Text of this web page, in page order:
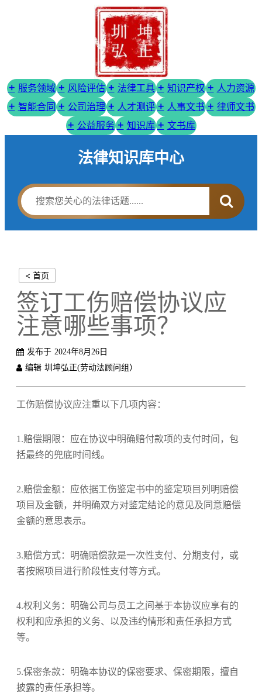
服务领域 风险评估 法律工具 知识产权
人力资源
智能合同
公司治理 人才测评 人事文书
律师文书
公益服务
知识库 文书库
法律知识库中心
< 首页
签订工伤赔偿协议应
注意哪些事项？
发布于 2024年8月26日
编辑 圳坤弘正(劳动法顾问组）
工伤赔偿协议应注重以下几项内容：
1.赔偿期限：应在协议中明确赔付款项的支付时间，包
括最终的兜底时间线。
2.赔偿金额：应依据工伤鉴定书中的鉴定项目列明赔偿
项目及金额，并明确双方对鉴定结论的意见及同意赔偿
金额的意思表示。
3.赔偿方式：明确赔偿款是一次性支付、分期支付，或
者按照项目进行阶段性支付等方式。
4.权利义务：明确公司与员工之间基于本协议应享有的
权利和应承担的义务、以及违约情形和责任承担方式
等。
5.保密条款：明确本协议的保密要求、保密期限，擅自
披露的责任承担等。